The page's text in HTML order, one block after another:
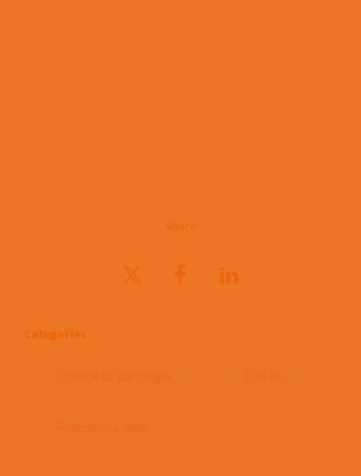
Categories
Conoce tu patología Qué es
Policitemia Vera